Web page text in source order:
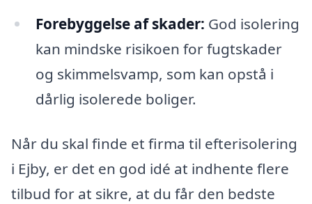
Forebyggelse af skader: God isolering
kan mindske risikoen for fugtskader
og skimmelsvamp, som kan opstå i
dårlig isolerede boliger.
Når du skal finde et firma til efterisolering
i Ejby, er det en god idé at indhente flere
tilbud for at sikre, at du får den bedste